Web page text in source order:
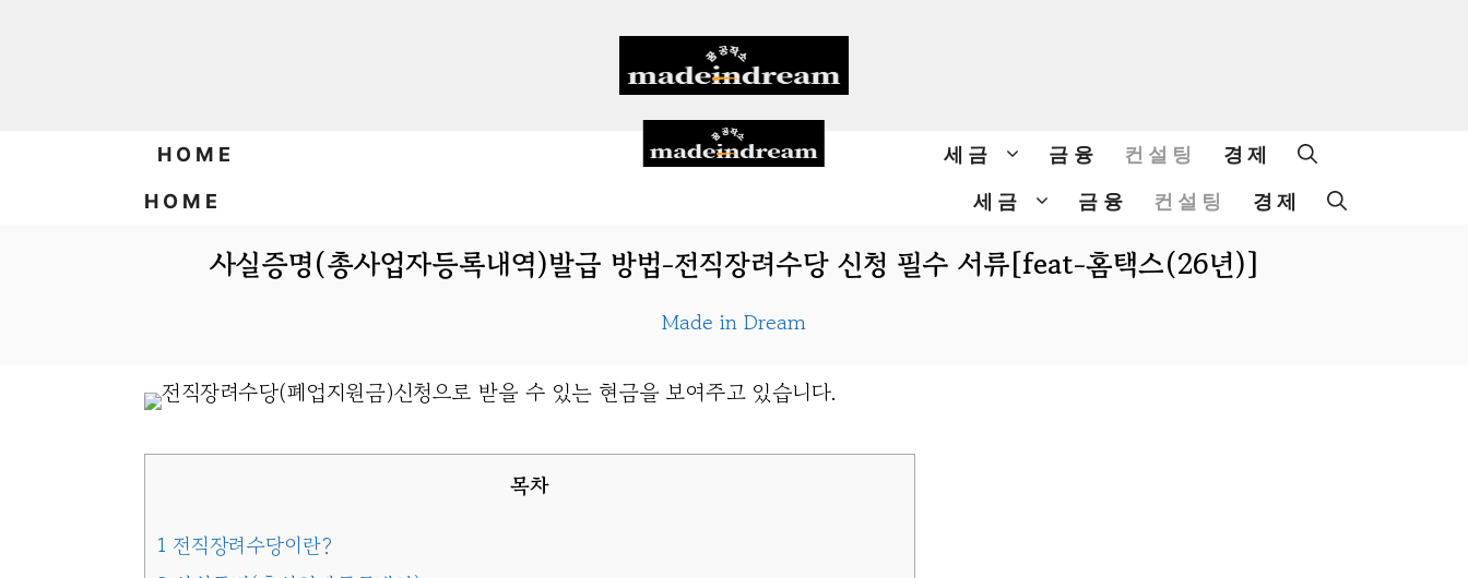
HOME 세금 금융 컨설팅 경제
HOME 세금 금융 컨설팅 경제
사실증명(총사업자등록내역)발급 방법-전직장려수당 신청 필수 서류[feat-홈택스(26년)]
Made in Dream
목차
1 전직장려수당이란?